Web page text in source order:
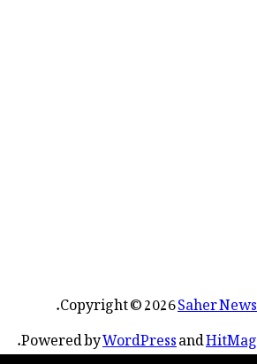
Copyright © 2026Saher News
.
Powered byWordPressandHitMag
.